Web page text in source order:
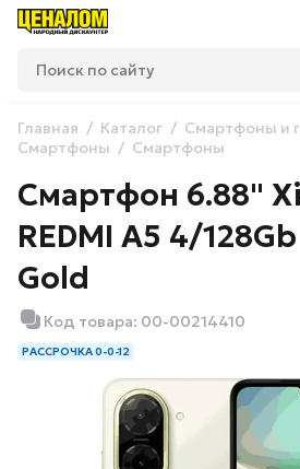
Главная Каталог
Смартфоны и
Смартфоны
Смартфоны
Смартфон 6.88"
REDMI A5 4/
Gold
Код товара: 00-00214410
РАССРОЧКА 0-0-12